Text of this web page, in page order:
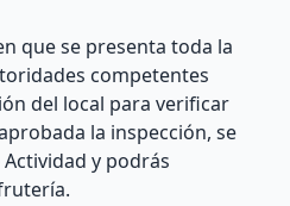
que se presenta toda la
competentes
del local para verificar
la inspección, se
y podrás